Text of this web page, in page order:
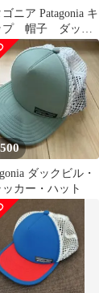
ニア Patagonia キ
プ 帽子 ダック
トラッカーハット
ダックビル・
ッカー・ハット